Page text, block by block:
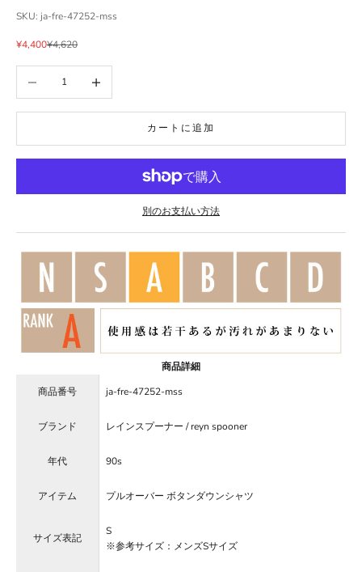
SKU: ja-fre-47252-mss
セール価格
¥4,400通常価格
¥4,620
カートに追加
別のお支払い方法
商品詳細
商品番号
ja-fre-47252-mss
ブランド レインスプーナー / reyn spooner
年代 90s
アイテム プルオーバー ボタンダウンシャツ
サイズ表記
S
※参考サイズ：メンズSサイズ